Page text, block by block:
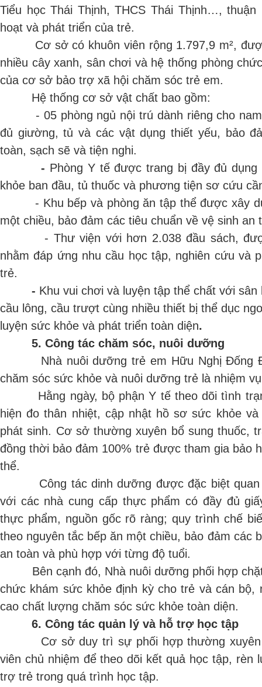
Tiểu học Thái Thịnh, THCS Thái Thịnh…,
hoạt và phát triển của trẻ.
Cơ sở có khuôn viên rộng 1.797,9 m²,
nhiều cây xanh, sân chơi và hệ thống phòng
của cơ sở bảo trợ xã hội chăm sóc trẻ em.
Hệ thống cơ sở vật chất bao gồm:
- 05 phòng ngủ nội trú dành riêng cho nam
đủ giường, tủ và các vật dụng thiết yếu, bảo
toàn, sạch sẽ và tiện nghi.
- Phòng Y tế được trang bị đầy đủ
khỏe ban đầu, tủ thuốc và phương tiện sơ cứu
- Khu bếp và phòng ăn tập thể được xây
một chiều, bảo đảm các tiêu chuẩn về vệ sinh an
- Thư viện với hơn 2.038 đầu sách, được
nhằm đáp ứng nhu cầu học tập, nghiên cứu và
trẻ.
- Khu vui chơi và luyện tập thể chất với
cầu lông, cầu trượt cùng nhiều thiết bị thể dục
luyện sức khỏe và phát triển toàn diện.
5. Công tác chăm sóc, nuôi dưỡng
Nhà nuôi dưỡng trẻ em Hữu Nghị Đống
chăm sóc sức khỏe và nuôi dưỡng trẻ là nhiệm
Hằng ngày, bộ phận Y tế theo dõi tình
hiện đo thân nhiệt, cập nhật hồ sơ sức khỏe
phát sinh. Cơ sở thường xuyên bổ sung thuốc,
đồng thời bảo đảm 100% trẻ được tham gia bảo
thể.
Công tác dinh dưỡng được đặc biệt quan
với các nhà cung cấp thực phẩm có đầy đủ
thực phẩm, nguồn gốc rõ ràng; quy trình chế
theo nguyên tắc bếp ăn một chiều, bảo đảm các
an toàn và phù hợp với từng độ tuổi.
Bên cạnh đó, Nhà nuôi dưỡng phối hợp
chức khám sức khỏe định kỳ cho trẻ và cán bộ,
cao chất lượng chăm sóc sức khỏe toàn diện.
6. Công tác quản lý và hỗ trợ học tập
Cơ sở duy trì sự phối hợp thường xuyên
viên chủ nhiệm để theo dõi kết quả học tập, rèn
trợ trẻ trong quá trình học tập.